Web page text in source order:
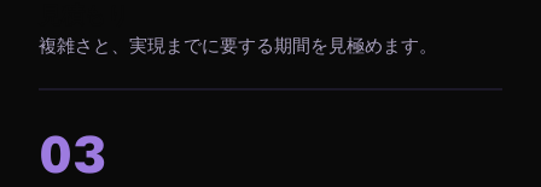
複雑さと、実現までに要する期間を見極めます。
03